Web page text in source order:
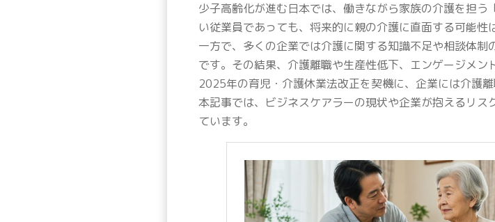
少子高齢化が進む日本では、働きながら家族の介護を担
い従業員であっても、将来的に親の介護に直面する可能性
一方で、多くの企業では介護に関する知識不足や相談体
です。その結果、介護離職や生産性低下、エンゲージメン
2025年の育児・介護休業法改正を契機に、企業には介護
本記事では、ビジネスケアラーの現状や企業が抱えるリ
ています。